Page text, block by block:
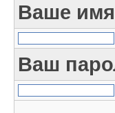
Ваше имя
Ваш